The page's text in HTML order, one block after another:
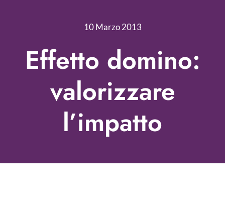
Nonprofit Blog
Libri
Fundraising Academy
Multimedia
Come contattarci
10 Marzo 2013
Effetto domino:
valorizzare
l’impatto